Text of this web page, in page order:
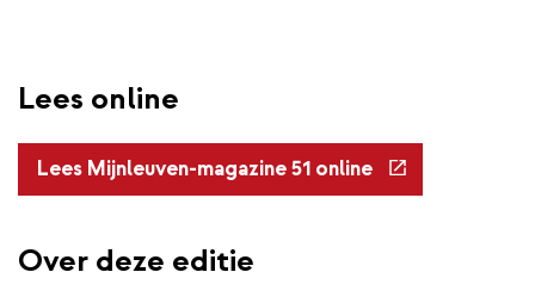
Lees online
Lees Mijnleuven-magazine 51 online(externe
link)
Over deze editie